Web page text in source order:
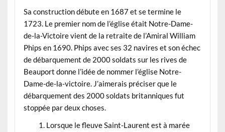
Sa construction débute en 1687 et se termine le
1723. Le premier nom de l’église était Notre-Dame-
de-la-Victoire vient de la retraite de l’Amiral William
Phips en 1690. Phips avec ses 32 navires et son échec
de débarquement de 2000 soldats sur les rives de
Beauport donne l’idée de nommer l’église Notre-
Dame-de-la-victoire. J’aimerais préciser que le
débarquement des 2000 soldats britanniques fut
stoppée par deux choses.
Lorsque le fleuve Saint-Laurent est à marée